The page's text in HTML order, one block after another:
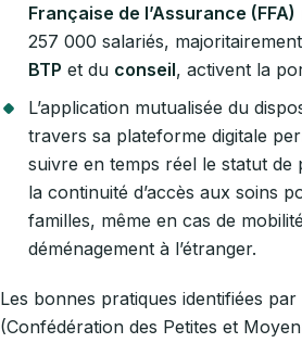
Française de l’Assurance (FFA)
257 000 salariés,
BTP et du conseil, activent la
L’application mutualisée du
travers sa plateforme digitale
suivre en temps réel le statut de
la continuité d’accès aux soins
familles, même en cas de
déménagement à l’étranger.
Les bonnes pratiques identifiées par
(Confédération des Petites et